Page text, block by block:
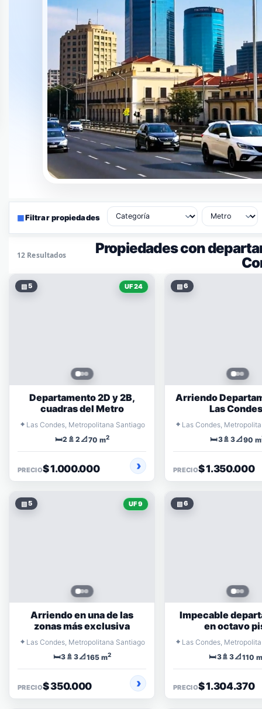
▦Filtrar propiedades
12 Resultados
Propiedades con
▧5 UF 24
Departamento 2D y 2B,
cuadras del Metro
⌖ Las Condes, Metropolitana Santiago
🛏️2 🚿 2📐70 m2
PRECIO$ 1.000.000
▧6
Arriendo
Las
⌖ Las Condes,
🛏️3🚿 3📐90 m
PRECIO$ 1.350.000
▧5 UF 9
Arriendo en una de las
zonas más exclusiva
⌖ Las Condes, Metropolitana Santiago
🛏️3 🚿 3📐165 m2
PRECIO$ 350.000
▧6
Impecable
en octavo
⌖ Las Condes,
🛏️3🚿 3📐110
PRECIO$ 1.304.370